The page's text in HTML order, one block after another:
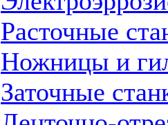
Расточные
Ножницы и
Заточные